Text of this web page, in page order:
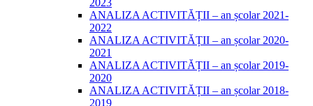
2023
ANALIZA ACTIVITĂȚII – an școlar 2021-
2022
ANALIZA ACTIVITĂȚII – an școlar 2020-
2021
ANALIZA ACTIVITĂȚII – an școlar 2019-
2020
ANALIZA ACTIVITĂȚII – an școlar 2018-
2019